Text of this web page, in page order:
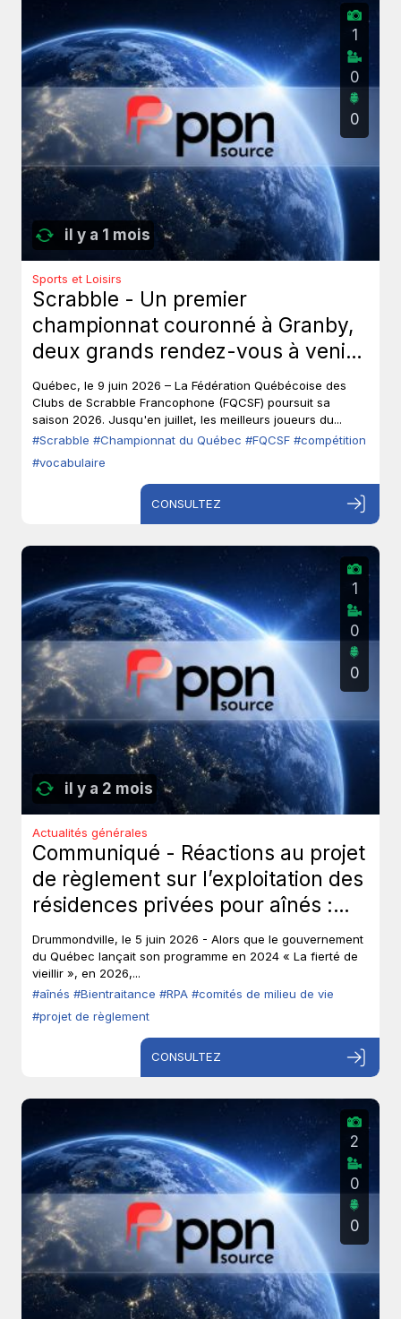
il y a 1 mois
1
0
0
Sports et Loisirs
Scrabble - Un premier
championnat couronné à Granby,
deux grands rendez-vous à venir
au Québec.
Québec, le 9 juin 2026 – La Fédération Québécoise des
Clubs de Scrabble Francophone (FQCSF) poursuit sa
saison 2026. Jusqu'en juillet, les meilleurs joueurs du...
#Scrabble #Championnat du Québec #FQCSF #compétition
#vocabulaire
CONSULTEZ
il y a 2 mois
1
0
0
Actualités générales
Communiqué - Réactions au projet
de règlement sur l’exploitation des
résidences privées pour aînés :
Les aînés ont-ils toujours leur droit
de parole?
Drummondville, le 5 juin 2026 - Alors que le gouvernement
du Québec lançait son programme en 2024 « La fierté de
vieillir », en 2026,...
#aînés #Bientraitance #RPA #comités de milieu de vie
#projet de règlement
CONSULTEZ
2
0
0